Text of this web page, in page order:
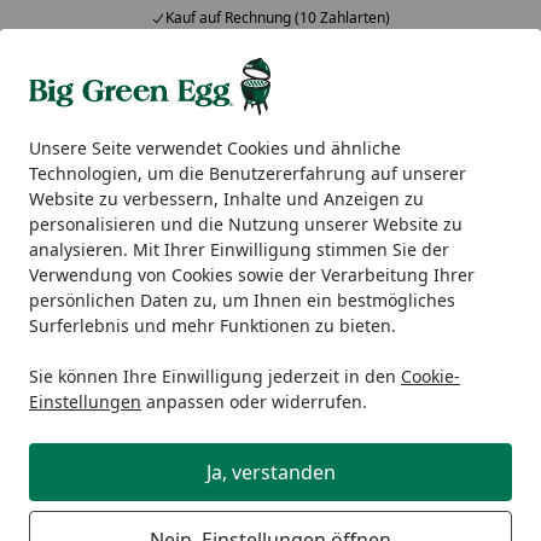
Unsere Seite verwendet Cookies und ähnliche
Technologien, um die Benutzererfahrung auf unserer
Website zu verbessern, Inhalte und Anzeigen zu
personalisieren und die Nutzung unserer Website zu
analysieren. Mit Ihrer Einwilligung stimmen Sie der
Verwendung von Cookies sowie der Verarbeitung Ihrer
persönlichen Daten zu, um Ihnen ein bestmögliches
Surferlebnis und mehr Funktionen zu bieten.
Sie können Ihre Einwilligung jederzeit in den Cookie-
Einstellungen anpassen oder widerrufen.
Ja, verstanden
Kauf auf Rechnung (10 Zahlarten)
Alle Produkte
Mein Konto
Suchen
Startseite
Nesmuk Folder SOUL
Nesmuk Folder SOUL